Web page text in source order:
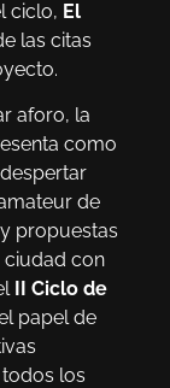
ciclo, El
las citas
aforo, la
como
de
propuestas
ciudad con
II Ciclo de
papel de
los